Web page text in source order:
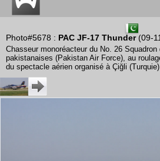
Photo#5678 : PAC JF-17 Thunder(09-
Chasseur monoréacteur du No. 26
pakistanaises (Pakistan Air Force), au
du spectacle aérien organisé à Çiğli